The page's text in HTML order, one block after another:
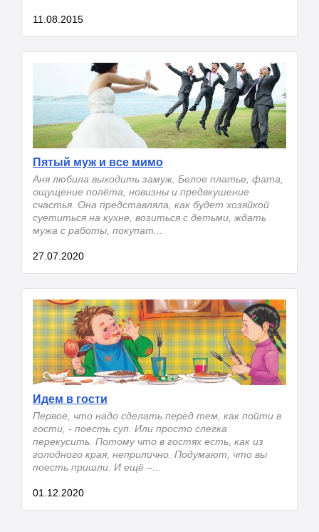
11.08.2015
Пятый муж и все мимо
Аня любила выходить замуж. Белое платье, фата,
ощущение полёта, новизны и предвкушение
счастья. Она представляла, как будет хозяйкой
суетиться на кухне, возиться с детьми, ждать
мужа с работы, покупат...
27.07.2020
Идем в гости
Первое, что надо сделать перед тем, как пойти в
гости, - поесть суп. Или просто слегка
перекусить. Потому что в гостях есть, как из
голодного края, неприлично. Подумают, что вы
поесть пришли. И ещё –...
01.12.2020